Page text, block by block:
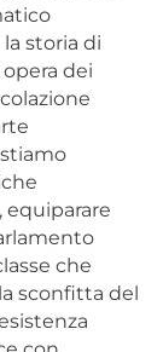
storia di
dei
equiparare
che
sconfitta del